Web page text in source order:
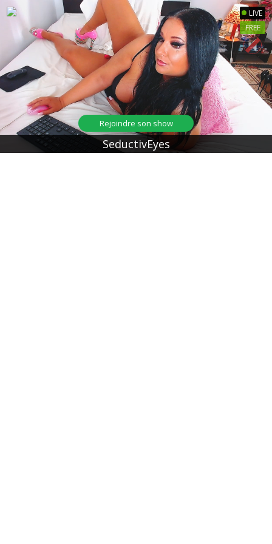
LIVE
FREE
SeductivEyes
Rejoindre son show